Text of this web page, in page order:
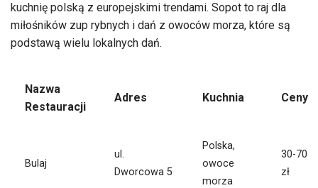
kuchnię polską z europejskimi trendami. Sopot to raj dla
miłośników zup rybnych i dań z owoców morza, które są
podstawą wielu lokalnych dań.
Nazwa
Restauracji
Adres Kuchnia Ceny
Bulaj
ul.
Dworcowa 5
Polska,
owoce
morza
30-70
zł